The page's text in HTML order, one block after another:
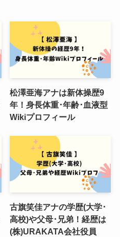
松澤亜海アナは新体操歴9
年！身長体重･年齢･血液型
Wikiプロフィール
古旗笑佳アナの学歴(大学･
高校)や父母･兄弟！経歴は
(株)URAKATA会社役員